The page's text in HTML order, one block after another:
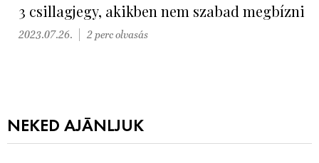
3 csillagjegy, akikben nem szabad megbízni
2023.07.26. 2 perc olvasás
NEKED AJÁNLJUK